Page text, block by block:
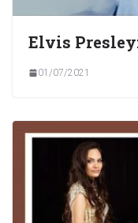
Elvis
01/07/2021